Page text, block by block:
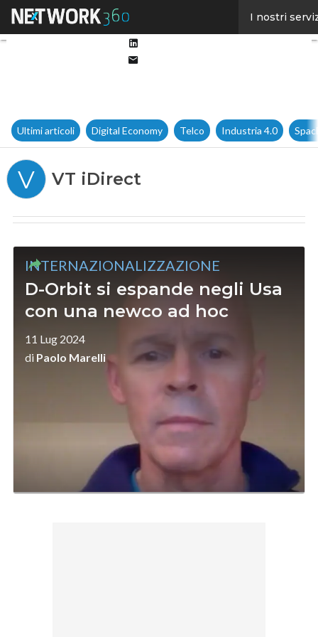
I nostri
Ultimi articoli Digital Economy Telco Industria 4.0
V VT iDirect
INTERNAZIONALIZZAZIONE
D-Orbit si espande negli Usa
con una newco ad hoc
11 Lug 2024
di Paolo Marelli